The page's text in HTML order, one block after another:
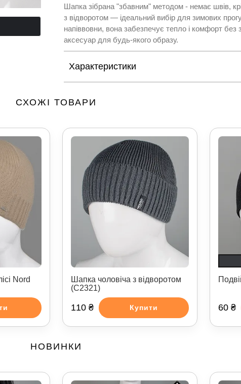
Шапка зібрана "збавним" методом - немає швів,
з відворотом — ідеальний вибір для зимових
напіввовни, вона забезпечує тепло і комфорт
аксесуар для будь-якого образу.
Характеристики
СХОЖІ ТОВАРИ
Nord
Шапка чоловіча з відворотом
(С2321)
110 ₴ Купити 60 ₴
НОВИНКИ